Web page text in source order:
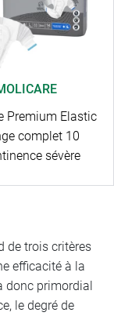
Premium Elastic
complet 10
sévère
de trois critères
efficacité à la
donc primordial
le degré de